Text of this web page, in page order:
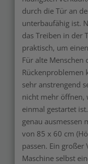
durch die Tür an
unterbaufähig ist.
das Treiben in der
praktisch, um
Für alte
Rückenproblemen
sehr anstrengend
nicht mehr öffnen,
einmal gestartet
genau ausmessen
von 85 x 60 cm
passen. Ein
Maschine selbst